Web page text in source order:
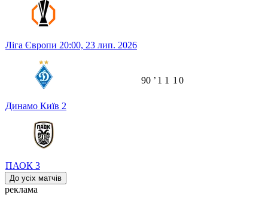
Ліга Європи 20:00, 23 лип. 2026
Динамо Київ 2
ПАОК 3
90 ʼ 1 1 1 0
До усіх матчів
реклама